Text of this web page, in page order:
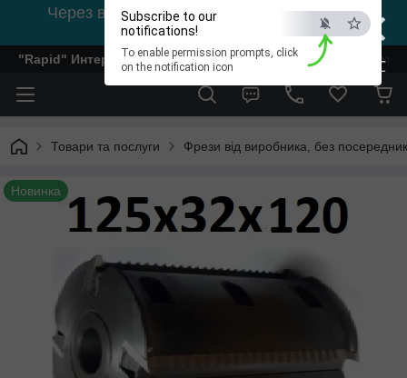
×
ESC
Subscribe to our
notifications!
To enable permission prompts, click
on the notification icon
Через відсутність світла, зв'язок на viber
0978002056
"Rapid" Интернет-магазин деревообрабатывающего
Товари та послуги Фрези від виробника, без
Новинка